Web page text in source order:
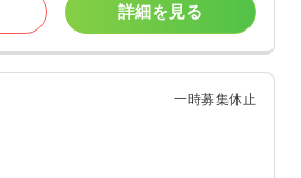
詳細を見る
一時募集休止